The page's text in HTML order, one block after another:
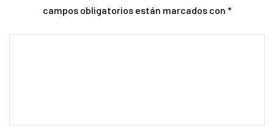
campos obligatorios están marcados con *